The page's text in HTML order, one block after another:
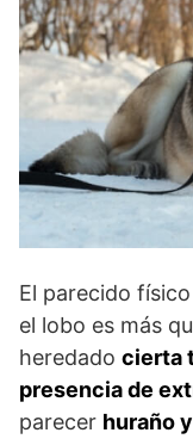
El parecido
el lobo es más
heredado cierta
presencia de
parecer huraño